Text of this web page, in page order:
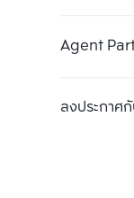
Agent
ลงประกาศกั